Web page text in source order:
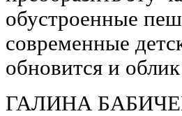
обустроенные
современные
обновится и
ГАЛИНА